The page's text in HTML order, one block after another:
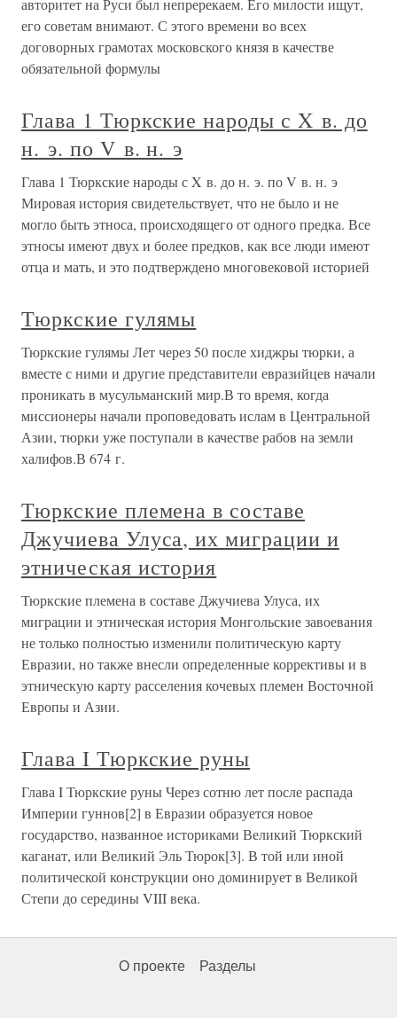
авторитет на Руси был непререкаем. Его милости ищут,
его советам внимают. С этого времени во всех
договорных грамотах московского князя в качестве
обязательной формулы
Глава 1 Тюркские народы с X в. до
н. э. по V в. н. э
Глава 1 Тюркские народы с X в. до н. э. по V в. н. э
Мировая история свидетельствует, что не было и не
могло быть этноса, происходящего от одного предка. Все
этносы имеют двух и более предков, как все люди имеют
отца и мать, и это подтверждено многовековой историей
Тюркские гулямы
Тюркские гулямы Лет через 50 после хиджры тюрки, а
вместе с ними и другие представители евразийцев начали
проникать в мусульманский мир.В то время, когда
миссионеры начали проповедовать ислам в Центральной
Азии, тюрки уже поступали в качестве рабов на земли
халифов.В 674 г.
Тюркские племена в составе
Джучиева Улуса, их миграции и
этническая история
Тюркские племена в составе Джучиева Улуса, их
миграции и этническая история Монгольские завоевания
не только полностью изменили политическую карту
Евразии, но также внесли определенные коррективы и в
этническую карту расселения кочевых племен Восточной
Европы и Азии.
Глава I Тюркские руны
Глава I Тюркские руны Через сотню лет после распада
Империи гуннов[2] в Евразии образуется новое
государство, названное историками Великий Тюркский
каганат, или Великий Эль Тюрок[3]. В той или иной
политической конструкции оно доминирует в Великой
Степи до середины VIII века.
О проекте Разделы